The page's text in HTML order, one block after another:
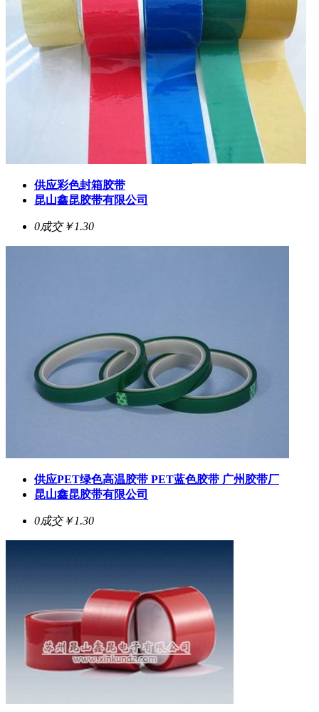
供应彩色封箱胶带
昆山鑫昆胶带有限公司
0成交￥1.30
供应PET绿色高温胶带 PET蓝色胶带 广州胶带厂
昆山鑫昆胶带有限公司
0成交￥1.30